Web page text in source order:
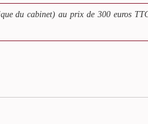
du cabinet) au prix de 300 euros